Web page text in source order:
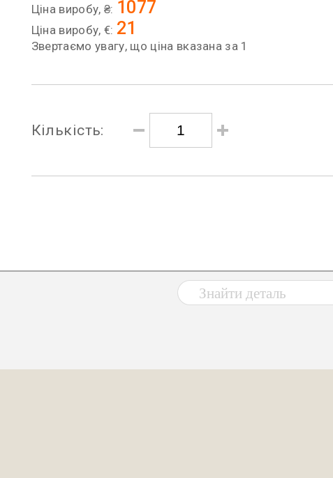
Ціна виробу, ₴: 1077
Ціна виробу, €: 21
Звертаємо увагу, що ціна вказана за 1
Кількість: